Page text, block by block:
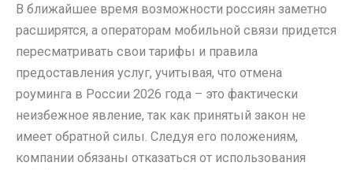
В ближайшее время возможности россиян заметно
расширятся, а операторам мобильной связи придется
пересматривать свои тарифы и правила
предоставления услуг, учитывая, что отмена
роуминга в России 2026 года – это фактически
неизбежное явление, так как принятый закон не
имеет обратной силы. Следуя его положениям,
компании обязаны отказаться от использования